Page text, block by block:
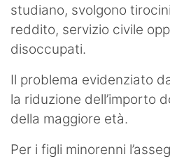
studiano, svolgono
reddito, servizio civile
disoccupati.
Il problema evidenziato
la riduzione dell’importo
della maggiore età.
Per i figli minorenni